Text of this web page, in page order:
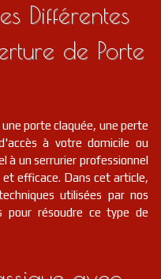
Différentes
de Porte
porte claquée, une perte
à votre domicile ou
à un serrurier professionnel
efficace. Dans cet article,
utilisées par nos
pour résoudre ce type de